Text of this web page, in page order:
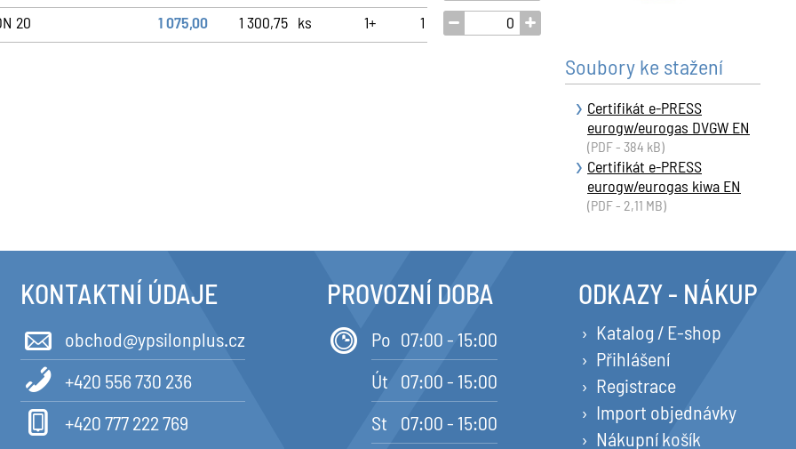
20 1 075,00 1 300,75 ks 1+ 1
Soubory ke stažení
Certifikát e-PRESS
eurogw/eurogas DVGW EN
(PDF - 384 kB)
Certifikát e-PRESS
eurogw/eurogas kiwa EN
(PDF - 2,11 MB)
KONTAKTNÍ ÚDAJE
obchod@ypsilonplus.cz
+420 556 730 236
+420 777 222 769
PROVOZNÍ DOBA
Po 07:00 - 15:00
Út
07:00 - 15:00
St
07:00 - 15:00
ODKAZY - NÁKUP
Katalog / E-shop
Přihlášení
Registrace
Import objednávky
Nákupní košík